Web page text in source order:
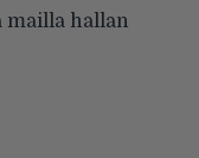
mailla hallan